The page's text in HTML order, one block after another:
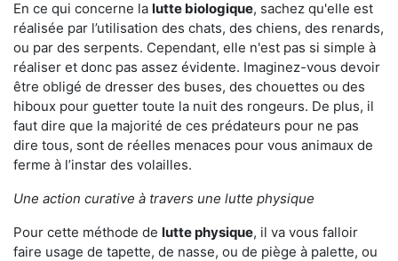
En ce qui concerne la lutte biologique, sachez qu'elle est
réalisée par l’utilisation des chats, des chiens, des renards,
ou par des serpents. Cependant, elle n'est pas si simple à
réaliser et donc pas assez évidente. Imaginez-vous devoir
être obligé de dresser des buses, des chouettes ou des
hiboux pour guetter toute la nuit des rongeurs. De plus, il
faut dire que la majorité de ces prédateurs pour ne pas
dire tous, sont de réelles menaces pour vous animaux de
ferme à l’instar des volailles.
Une action curative à travers une lutte physique
Pour cette méthode de lutte physique, il va vous falloir
faire usage de tapette, de nasse, ou de piège à palette, ou